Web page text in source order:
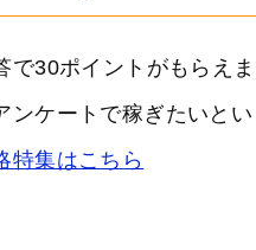
で30ポイントがもらえ
ンケートで稼ぎたいと
特集はこちら